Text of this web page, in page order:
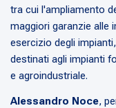
tra cui l'ampliamento
maggiori garanzie alle
esercizio degli
destinati agli impianti
e agroindustriale.
Alessandro Noce,